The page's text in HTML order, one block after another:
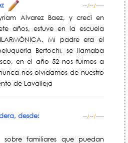
--/--/----
Alvarez Baez, y crecì en
años, estuve en la escuela
Mi padre era el
Bertochi, se llamaba
en el año 52 nos fuimos a
nos olvidamos de nuestro
de Lavalleja
desde:
--/--/----
sobre familiares que puedan